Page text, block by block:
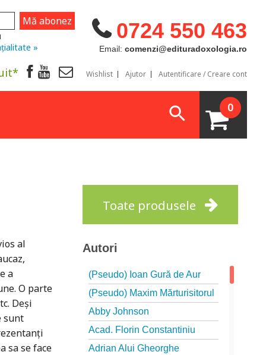
0724 550 463
Email: comenzi@edituradoxologia.ro
»
Wishlist Ajutor Autentificare / Creare cont
0
al
a
O parte
Deşi
sunt
sa se face
Toate produsele
Autori
(Pseudo) Ioan Gură de Aur
(Pseudo) Maxim Mărturisitorul
Abby Johnson
Acad. Florin Constantiniu
Adrian Alui Gheorghe